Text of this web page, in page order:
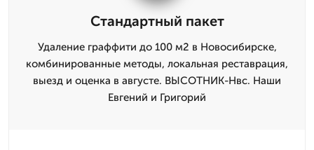
Стандартный пакет
Удаление граффити до 100 м2 в Новосибирске,
комбинированные методы, локальная реставрация,
выезд и оценка в августе. ВЫСОТНИК-Нвс. Наши
Евгений и Григорий